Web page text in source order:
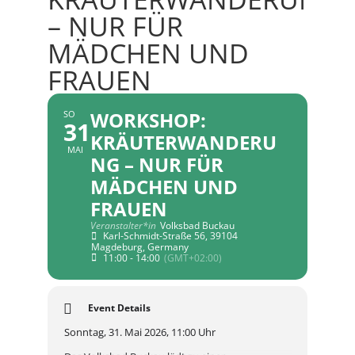
– NUR FÜR
MÄDCHEN UND
FRAUEN
SO
31
MAI
WORKSHOP:
KRÄUTERWANDERU
NG – NUR FÜR
MÄDCHEN UND
FRAUEN
Veranstalter*in Volksbad Buckau
Karl-Schmidt-Straße 56, 39104
Magdeburg, Germany
11:00 - 14:00 (GMT+02:00)
Event Details
Sonntag, 31. Mai 2026, 11:00 Uhr